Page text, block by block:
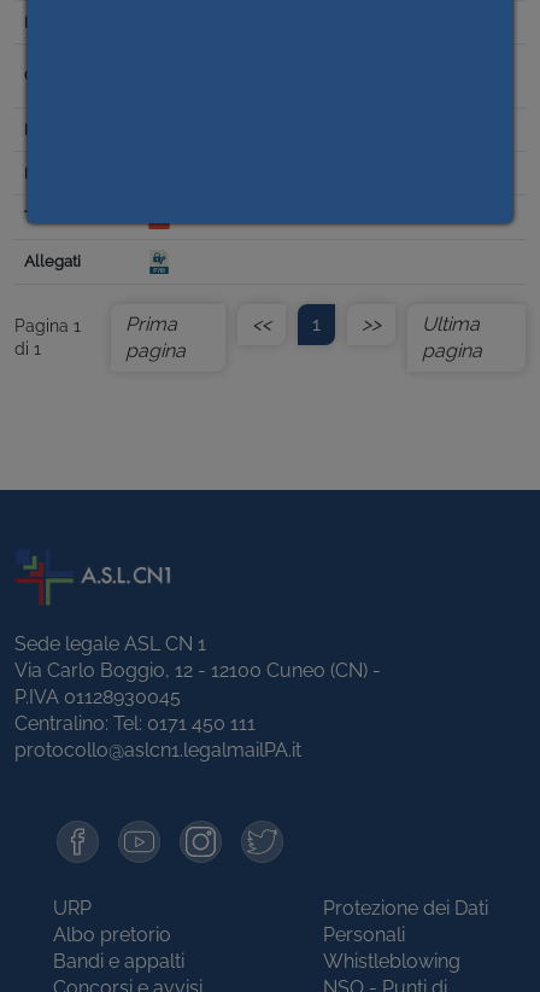
Pagina 1
di 1
Prima
pagina
<< 1 >>
Ultima
pagina
Sede legale ASL CN 1
Via Carlo Boggio, 12 - 12100 Cuneo (CN) -
P.IVA 01128930045
Centralino: Tel: 0171 450 111
protocollo@aslcn1.legalmailPA.it
URP
Albo pretorio
Bandi e appalti
Protezione dei Dati
Personali
Whistleblowing